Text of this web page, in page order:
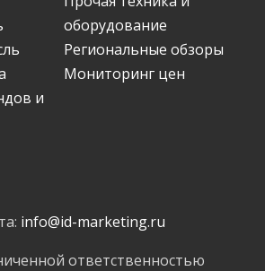
оборудование
Региональные обзоры
Мониторинг цен
и
info@id-marketing.ru
ответственностью